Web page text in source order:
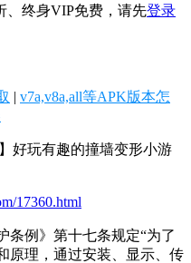
、终身VIP免费，请先登录
| v7a,v8a,all等APK版本怎
好玩有趣的撞墙变形小游
17360.html
条例》第十七条规定“为了
原理，通过安装、显示、传